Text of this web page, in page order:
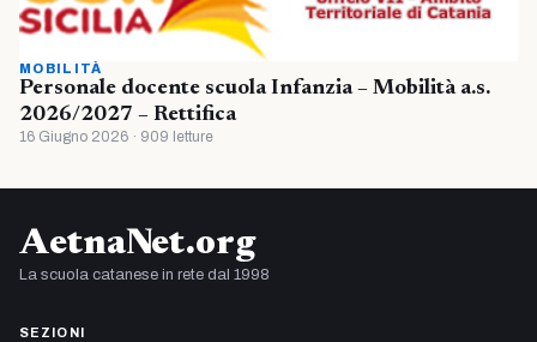
MOBILITÀ
Personale docente scuola Infanzia – Mobilità a.s.
2026/2027 – Rettifica
16 Giugno 2026 · 909 letture
AetnaNet.org
La scuola catanese in rete dal 1998
SEZIONI